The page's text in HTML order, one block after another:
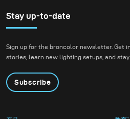
Stay up-to-date
Sign up for the broncolor newsletter. Get
stories, learn new lighting setups, and stay
Subscribe